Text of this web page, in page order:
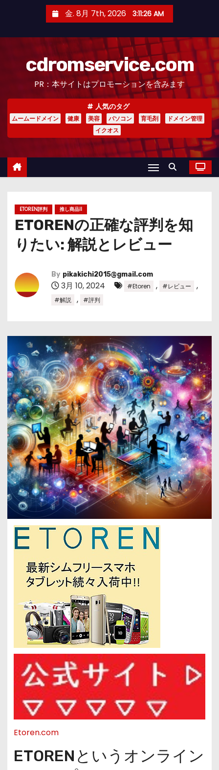
金. 8月 7th, 2026 3:11:27 AM
cdromservice.com
PR：本サイトはプロモーションを含みます
人気のタグ
ムームードメイン 健康 美容 パソコン 育毛剤
ドメイン管理
イクオス
ETOREN評判 推し商品II
ETORENの正確な評判を知
りたい: 解説とレビュー
By pikakichi2015@gmail.com
3月 10, 2024 #Etoren , #レビュー ,
#解説 , #評判
Etoren.com
ETORENというオンライン